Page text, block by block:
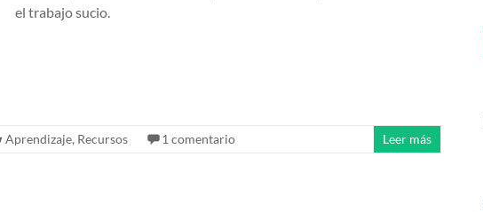
el trabajo sucio.
Aprendizaje, Recursos 1 comentario Leer más